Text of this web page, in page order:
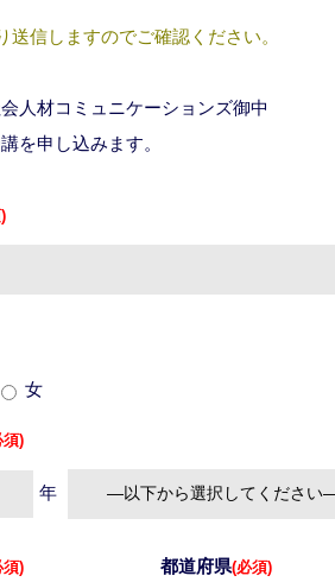
送信しますのでご確認ください。
人材コミュニケーションズ御中
を申し込みます。
女
須)
年
須) 都道府県(必須)